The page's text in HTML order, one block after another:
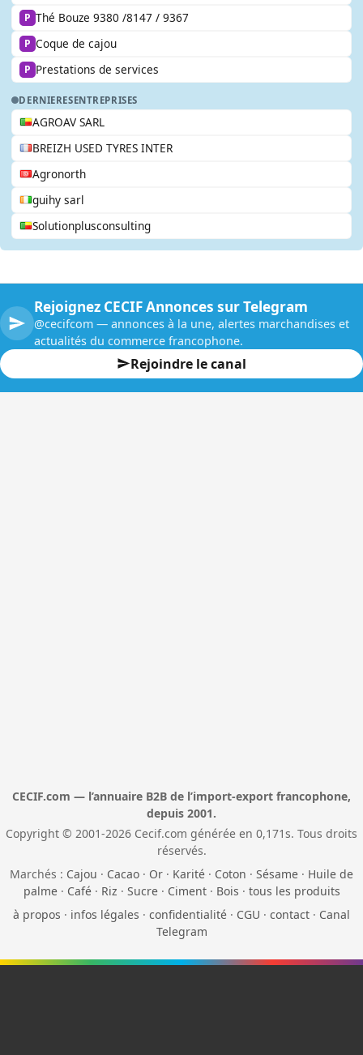
P Thé Bouze 9380 /8147 / 9367
P Coque de cajou
P Prestations de services
DERNIERESENTREPRISES
AGROAV SARL
BREIZH USED TYRES INTER
Agronorth
guihy sarl
Solutionplusconsulting
Rejoignez CECIF Annonces sur Telegram
@cecifcom — annonces à la une, alertes marchandises et
actualités du commerce francophone.
Rejoindre le canal
CECIF.com — l’annuaire B2B de l’import-export francophone,
depuis 2001.
Copyright © 2001-2026 Cecif.com générée en 0,171s. Tous droits
réservés.
Marchés : Cajou · Cacao · Or · Karité · Coton · Sésame · Huile de
palme· Café· Riz · Sucre· Ciment· Bois · tous les produits
à propos · infos légales · confidentialité · CGU · contact · Canal
Telegram